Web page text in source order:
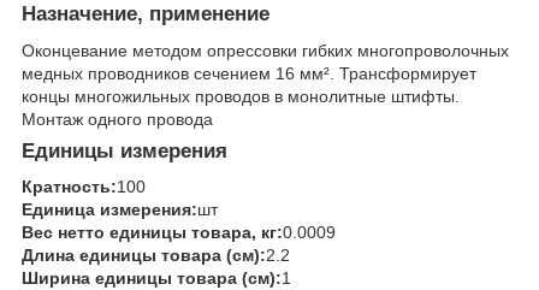
Назначение, применение
Оконцевание методом опрессовки гибких многопроволочных
медных проводников сечением 16 мм². Трансформирует
концы многожильных проводов в монолитные штифты.
Монтаж одного провода
Единицы измерения
Кратность:100
Единица измерения:шт
Вес нетто единицы товара, кг:0.0009
Длина единицы товара (см):2.2
Ширина единицы товара (см):1